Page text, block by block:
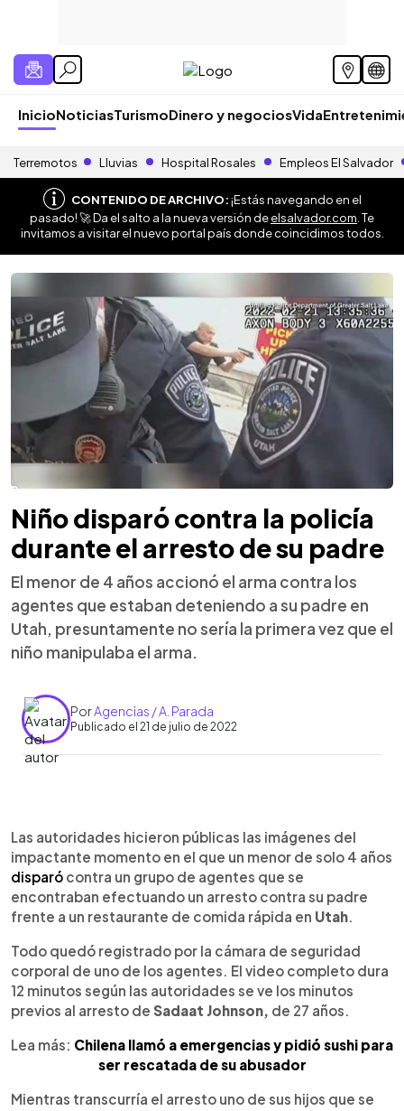
InicioNoticiasTurismoDinero y negociosVida
Terremotos Lluvias Hospital Rosales Empleos El Salvador
CONTENIDO DE ARCHIVO:¡Estás navegando en el
pasado! 🚀 Da el salto a la nueva versión deelsalvador.com . Te
invitamos a visitar el nuevo portal país donde coincidimos todos.
Niño disparó contra la policía
durante el arresto de su padre
El menor de 4 años accionó el arma contra los
agentes que estaban deteniendo a su padre en
Utah, presuntamente no sería la primera vez que el
niño manipulaba el arma.
PorAgencias / A. Parada
Publicado el 21 de julio de 2022
Escuchar artículo
Las autoridades hicieron públicas las imágenes del
impactante momento en el que un menor de solo 4 años
disparó contra un grupo de agentes que se
encontraban efectuando un arresto contra su padre
frente a un restaurante de comida rápida en Utah
Todo quedó registrado por la cámara de seguridad
corporal de uno de los agentes. El video completo dura
12 minutos según las autoridades se ve los minutos
previos al arresto de Sadaat Johnson, de 27 años.
Lea más: Chilena llamó a emergencias y pidió sushi para
ser rescatada de su abusador
Mientras transcurría el arresto uno de sus hijos que se